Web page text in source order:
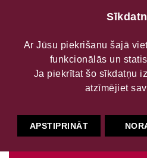
Pļaviņu
Bibliotēkas Publiskā bibliotēka
Ar Jūsu piekrišanu šajā
funkcionālās un
Ja piekrītat šo sīkdatņu
atzīmējiet
APSTIPRINĀT